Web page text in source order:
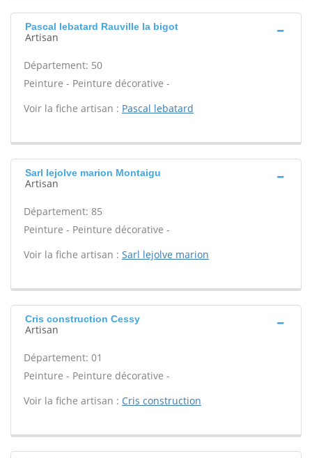
Pascal lebatard Rauville la bigot
Artisan
Département: 50
Peinture - Peinture décorative -
Voir la fiche artisan : Pascal lebatard
Sarl lejolve marion Montaigu
Artisan
Département: 85
Peinture - Peinture décorative -
Voir la fiche artisan : Sarl lejolve marion
Cris construction Cessy
Artisan
Département: 01
Peinture - Peinture décorative -
Voir la fiche artisan : Cris construction